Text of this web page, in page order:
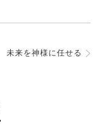
未来を神様に任せる